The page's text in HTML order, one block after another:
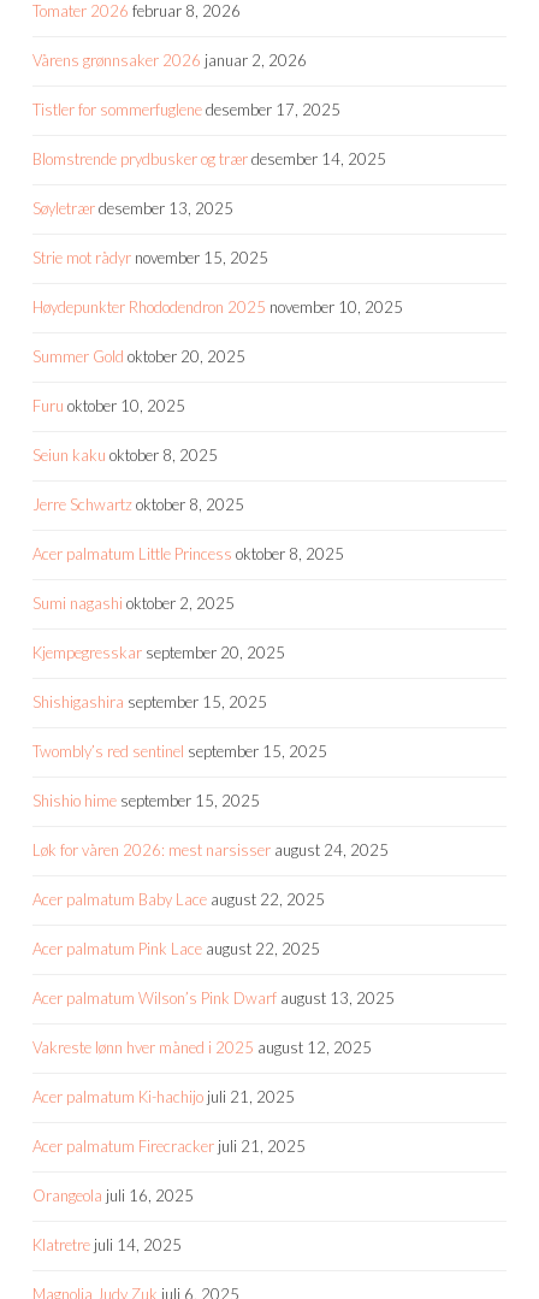
Tomater 2026 februar 8, 2026
Vårens grønnsaker 2026 januar 2, 2026
Tistler for sommerfuglenedesember 17, 2025
Blomstrende prydbusker og trærdesember 14, 2025
Søyletrærdesember 13, 2025
Strie mot rådyr november 15, 2025
Høydepunkter Rhododendron 2025 november 10, 2025
Summer Gold oktober 20, 2025
Furu oktober 10, 2025
Seiun kaku oktober 8, 2025
Jerre Schwartzoktober 8, 2025
Acer palmatum Little Princess oktober 8, 2025
Sumi nagashi oktober 2, 2025
Kjempegresskar september 20, 2025
Shishigashira september 15, 2025
Twombly’s red sentinel september 15, 2025
Shishio hime september 15, 2025
Løk for våren 2026: mest narsisser august 24, 2025
Acer palmatum Baby Lace august 22, 2025
Acer palmatum Pink Lace august 22, 2025
Acer palmatum Wilson’s Pink Dwarf august 13, 2025
Vakreste lønn hver måned i 2025 august 12, 2025
Acer palmatum Ki-hachijo juli 21, 2025
Acer palmatum Firecracker juli 21, 2025
Orangeola juli 16, 2025
Klatretre juli 14, 2025
Magnolia Judy Zuk juli 6, 2025